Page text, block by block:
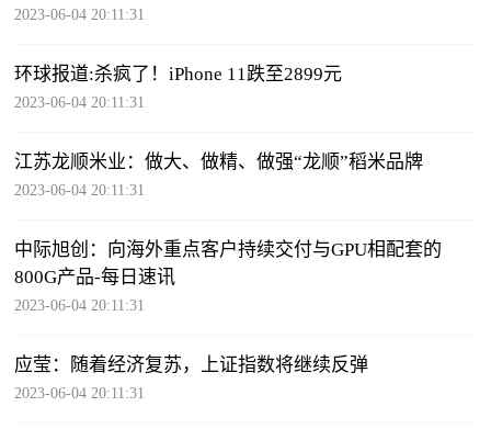
2023-06-04 20:11:31
环球报道:杀疯了！iPhone 11跌至2899元
2023-06-04 20:11:31
江苏龙顺米业：做大、做精、做强“龙顺”稻米品牌
2023-06-04 20:11:31
中际旭创：向海外重点客户持续交付与GPU相配套的
800G产品-每日速讯
2023-06-04 20:11:31
应莹：随着经济复苏，上证指数将继续反弹
2023-06-04 20:11:31